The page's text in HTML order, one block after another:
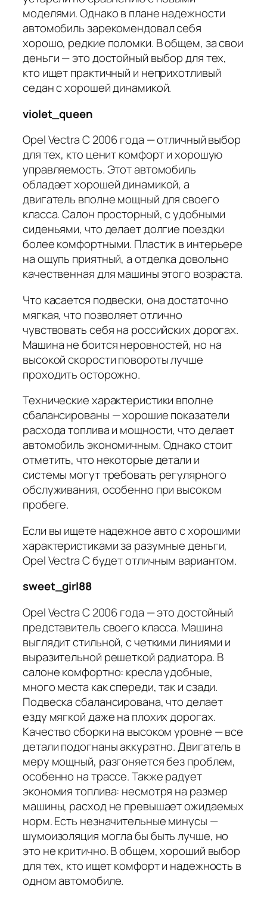
моделями. Однако в плане надежности
автомобиль зарекомендовал себя
хорошо, редкие поломки. В общем, за свои
деньги — это достойный выбор для тех,
кто ищет практичный и неприхотливый
седан с хорошей динамикой.
violet_queen
Opel Vectra C 2006 года — отличный выбор
для тех, кто ценит комфорт и хорошую
управляемость. Этот автомобиль
обладает хорошей динамикой, а
двигатель вполне мощный для своего
класса. Салон просторный, с удобными
сиденьями, что делает долгие поездки
более комфортными. Пластик в интерьере
на ощупь приятный, а отделка довольно
качественная для машины этого возраста.
Что касается подвески, она достаточно
мягкая, что позволяет отлично
чувствовать себя на российских дорогах.
Машина не боится неровностей, но на
высокой скорости повороты лучше
проходить осторожно.
Технические характеристики вполне
сбалансированы — хорошие показатели
расхода топлива и мощности, что делает
автомобиль экономичным. Однако стоит
отметить, что некоторые детали и
системы могут требовать регулярного
обслуживания, особенно при высоком
пробеге.
Если вы ищете надежное авто с хорошими
характеристиками за разумные деньги,
Opel Vectra C будет отличным вариантом.
sweet_girl88
Opel Vectra C 2006 года — это достойный
представитель своего класса. Машина
выглядит стильной, с четкими линиями и
выразительной решеткой радиатора. В
салоне комфортно: кресла удобные,
много места как спереди, так и сзади.
Подвеска сбалансирована, что делает
езду мягкой даже на плохих дорогах.
Качество сборки на высоком уровне — все
детали подогнаны аккуратно. Двигатель в
меру мощный, разгоняется без проблем,
особенно на трассе. Также радует
экономия топлива: несмотря на размер
машины, расход не превышает ожидаемых
норм. Есть незначительные минусы —
шумоизоляция могла бы быть лучше, но
это не критично. В общем, хороший выбор
для тех, кто ищет комфорт и надежность в
одном автомобиле.